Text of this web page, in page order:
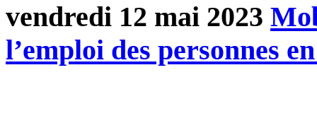
vendredi 12 mai 2023
l’emploi des personnes